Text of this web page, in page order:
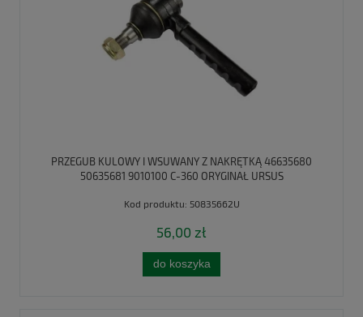
PRZEGUB KULOWY I WSUWANY Z NAKRĘTKĄ 46635680
50635681 9010100 C-360 ORYGINAŁ URSUS
Kod produktu: 50835662U
56,00 zł
do koszyka